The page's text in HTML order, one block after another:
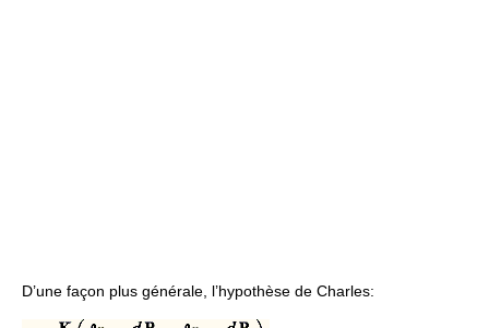
D’une façon plus générale, l’hypothèse de Charles: